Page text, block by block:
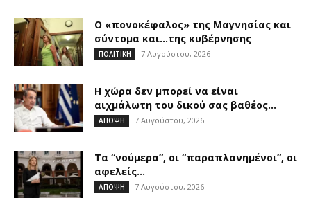
Ο «πονοκέφαλος» της Μαγνησίας και
σύντομα και…της κυβέρνησης
ΠΟΛΙΤΙΚΗ 7 Αυγούστου, 2026
Η χώρα δεν μπορεί να είναι
αιχμάλωτη του δικού σας βαθέος...
ΑΠΟΨΗ 7 Αυγούστου, 2026
Τα “νούμερα”, οι “παραπλανημένοι”, οι
αφελείς…
ΑΠΟΨΗ 7 Αυγούστου, 2026